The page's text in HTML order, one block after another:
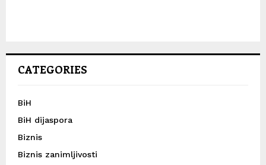
CATEGORIES
BiH
BiH dijaspora
Biznis
Biznis zanimljivosti